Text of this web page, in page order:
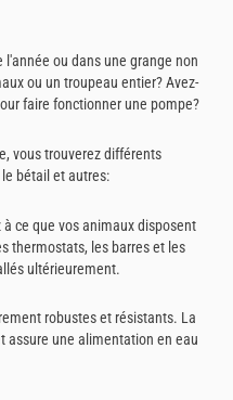
ou dans une grange non
ou un troupeau entier? Avez-
faire fonctionner une pompe?
vous trouverez différents
bétail et autres:
ce que vos animaux disposent
thermostats, les barres et les
ultérieurement.
robustes et résistants. La
assure une alimentation en eau